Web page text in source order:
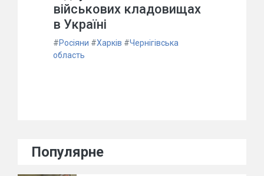
військових кладовищах
в Україні
#Росіяни #Харків #Чернігівська
область
Популярне